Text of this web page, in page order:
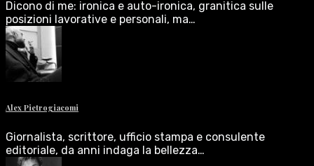
Dicono di me: ironica e auto-ironica, granitica sulle
posizioni lavorative e personali, ma…
Alex Pietrogiacomi
Giornalista, scrittore, ufficio stampa e consulente
editoriale, da anni indaga la bellezza…